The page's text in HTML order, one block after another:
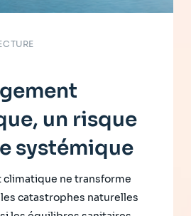
un risque
systémique
climatique ne transforme
catastrophes naturelles